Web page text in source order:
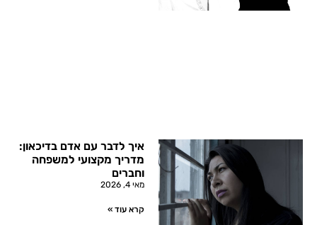
איך לדבר עם אדם בדיכאון:
מדריך מקצועי למשפחה
וחברים
מאי 4, 2026
קרא עוד »